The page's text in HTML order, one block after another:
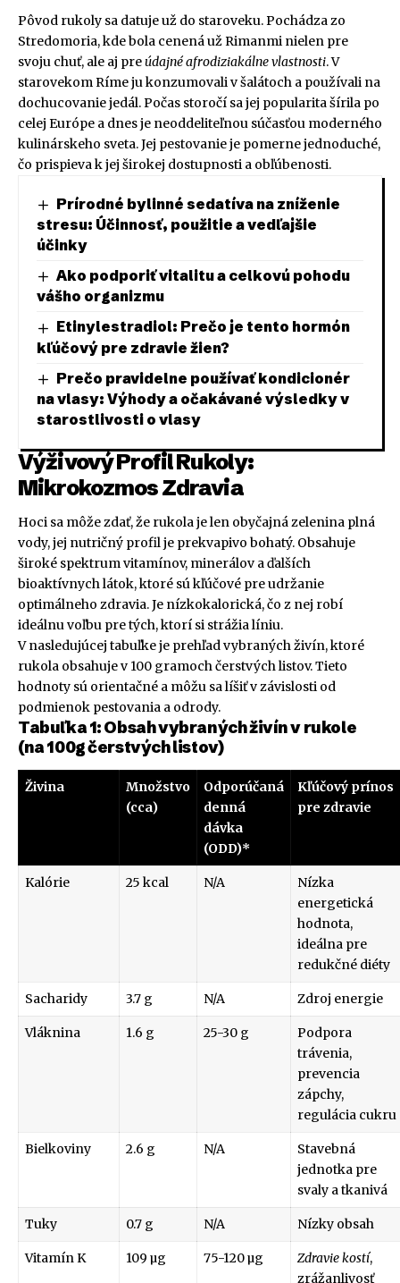
Pôvod rukoly sa datuje už do staroveku. Pochádza zo
Stredomoria, kde bola cenená už Rimanmi nielen pre
svoju chuť, ale aj preúdajné afrodiziakálne vlastnosti. V
starovekom Ríme ju konzumovali v šalátoch a používali na
dochucovanie jedál. Počas storočí sa jej popularita šírila po
celej Európe a dnes je neoddeliteľnou súčasťou moderného
kulinárskeho sveta. Jej pestovanie je pomerne jednoduché,
čo prispieva k jej širokej dostupnosti a obľúbenosti.
Prírodné bylinné sedatíva na zníženie
stresu: Účinnosť, použitie a vedľajšie
účinky
Ako podporiť vitalitu a celkovú pohodu
vášho organizmu
Etinylestradiol: Prečo je tento hormón
kľúčový pre zdravie žien?
Prečo pravidelne používať kondicionér
na vlasy: Výhody a očakávané výsledky v
starostlivosti o vlasy
Výživový Profil Rukoly:
Mikrokozmos Zdravia
Hoci sa môže zdať, že rukola je len obyčajná zelenina plná
vody, jej nutričný profil je prekvapivo bohatý. Obsahuje
široké spektrum vitamínov, minerálov a ďalších
bioaktívnych látok, ktoré sú kľúčové pre udržanie
optimálneho zdravia. Je nízkokalorická, čo z nej robí
ideálnu voľbu pre tých, ktorí si strážia líniu.
V nasledujúcej tabuľke je prehľad vybraných živín, ktoré
rukola obsahuje v 100 gramoch čerstvých listov. Tieto
hodnoty sú orientačné a môžu sa líšiť v závislosti od
podmienok pestovania a odrody.
Tabuľka 1: Obsah vybraných živín v rukole
(na 100g čerstvých listov)
Živina
Množstvo
(cca)
Odporúčaná
denná
dávka
(ODD)*
Kľúčový prínos
pre zdravie
Kalórie 25 kcal N/A
Nízka
energetická
hodnota,
ideálna pre
redukčné diéty
Sacharidy 3.7 g N/A Zdroj energie
Vláknina 1.6 g 25-30 g
Podpora
trávenia,
prevencia
zápchy,
regulácia cukru
Bielkoviny 2.6 g N/A
Stavebná
jednotka pre
svaly a tkanivá
Tuky 0.7 g N/A Nízky obsah
Vitamín K 109 µg 75-120 µg Zdravie kostí,
zrážanlivosť